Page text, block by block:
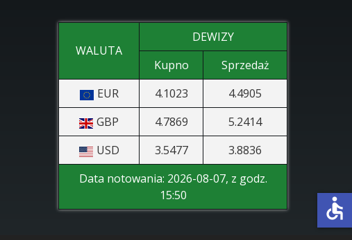
WALUTA
DEWIZY
Kupno
Sprzedaż
EUR
4.1023
4.4905
GBP
4.7869
5.2414
USD
3.5477
3.8836
Data notowania: 2026-08-07, z godz.
15:50
accessible